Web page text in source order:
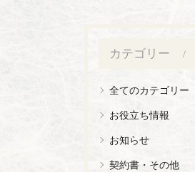
カテゴリー
全てのカテゴリー
お役立ち情報
お知らせ
契約書・その他